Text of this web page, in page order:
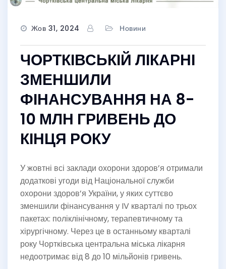
Жов 31, 2024 Новини
ЧОРТКІВСЬКІЙ ЛІКАРНІ
ЗМЕНШИЛИ
ФІНАНСУВАННЯ НА 8-
10 МЛН ГРИВЕНЬ ДО
КІНЦЯ РОКУ
У жовтні всі заклади охорони здоров’я отримали
додаткові угоди від Національної служби
охорони здоров’я України, у яких суттєво
зменшили фінансування у IV кварталі по трьох
пакетах: поліклінічному, терапевтичному та
хірургічному. Через це в останньому кварталі
року Чортківська центральна міська лікарня
недоотримає від 8 до 10 мільйонів гривень.